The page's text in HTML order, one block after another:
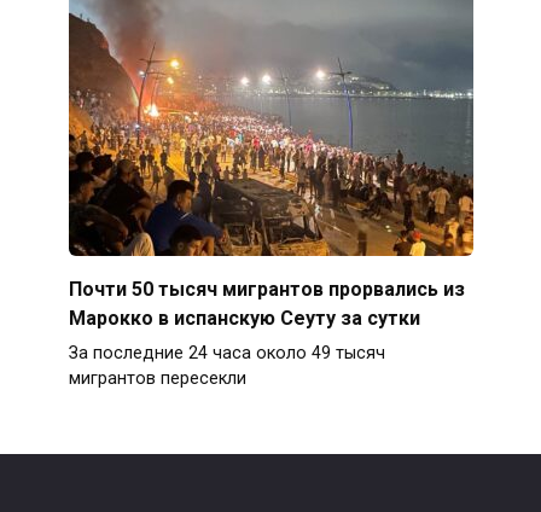
Почти 50 тысяч мигрантов прорвались из
Марокко в испанскую Сеуту за сутки
За последние 24 часа около 49 тысяч
мигрантов пересекли